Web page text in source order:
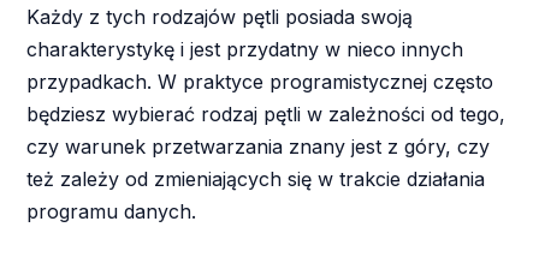
Każdy z tych rodzajów pętli posiada swoją
charakterystykę i jest przydatny w nieco innych
przypadkach. W praktyce programistycznej często
będziesz wybierać rodzaj pętli w zależności od tego,
czy warunek przetwarzania znany jest z góry, czy
też zależy od zmieniających się w trakcie działania
programu danych.